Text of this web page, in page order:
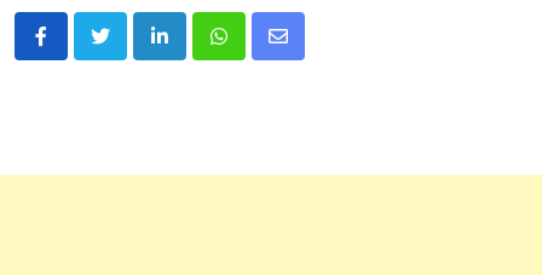
LinkedInWhatsappShare